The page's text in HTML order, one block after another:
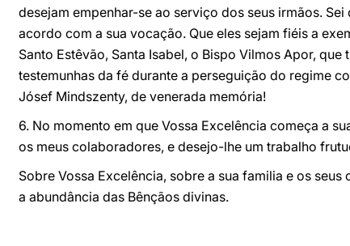
desejam empenhar-se ao serviço dos seus irmãos.
acordo com a sua vocação. Que eles sejam fiéis a
Santo Estêvão, Santa Isabel, o Bispo Vilmos Apor,
testemunhas da fé durante a perseguição do regime
Jósef Mindszenty, de venerada memória!
6. No momento em que Vossa Excelência começa a
os meus colaboradores, e desejo-lhe um trabalho
Sobre Vossa Excelência, sobre a sua familia e os
a abundância das Bênçãos divinas.